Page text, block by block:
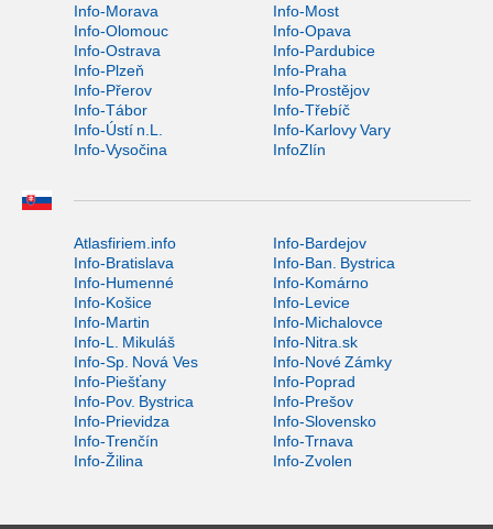
Info-Morava
Info-Most
Info-Olomouc
Info-Opava
Info-Ostrava
Info-Pardubice
Info-Plzeň
Info-Praha
Info-Přerov
Info-Prostějov
Info-Tábor
Info-Třebíč
Info-Ústí n.L.
Info-Karlovy Vary
Info-Vysočina
InfoZlín
Atlasfiriem.info
Info-Bardejov
Info-Bratislava
Info-Ban. Bystrica
Info-Humenné
Info-Komárno
Info-Košice
Info-Levice
Info-Martin
Info-Michalovce
Info-L. Mikuláš
Info-Nitra.sk
Info-Sp. Nová Ves
Info-Nové Zámky
Info-Piešťany
Info-Poprad
Info-Pov. Bystrica
Info-Prešov
Info-Prievidza
Info-Slovensko
Info-Trenčín
Info-Trnava
Info-Žilina
Info-Zvolen